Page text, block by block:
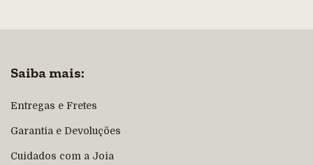
Saiba mais:
Entregas e Fretes
Garantia e Devoluções
Cuidados com a Joia